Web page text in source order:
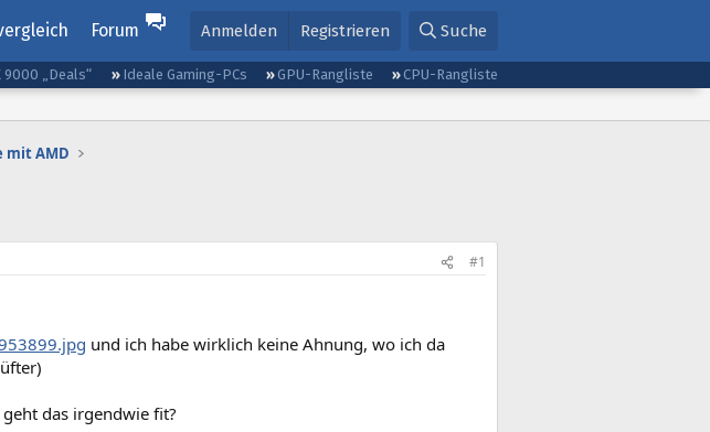
Forum Anmelden Registrieren Suche
9000 „Deals“ Ideale Gaming-PCs GPU-Rangliste
CPU-Rangliste
mit AMD
#1
und ich habe wirklich keine Ahnung, wo ich da
das irgendwie fit?